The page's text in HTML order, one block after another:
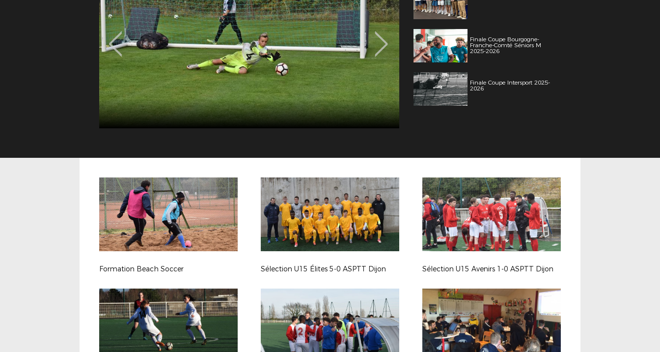
Finale Coupe Bourgogne-
Franche-Comté Séniors M
2025-2026
Finale Coupe Intersport 2025-
2026
Formation Beach Soccer Sélection U15 Élites 5-0 ASPTT Dijon Sélection U15 Avenirs 1-0 ASPTT Dijon